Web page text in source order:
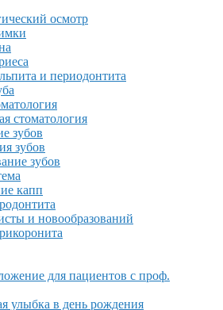
осмотр
и периодонтита
стоматология
зубов
зубов
зубов
капп
и новообразований
для пациентов с проф.
улыбка в день рождения